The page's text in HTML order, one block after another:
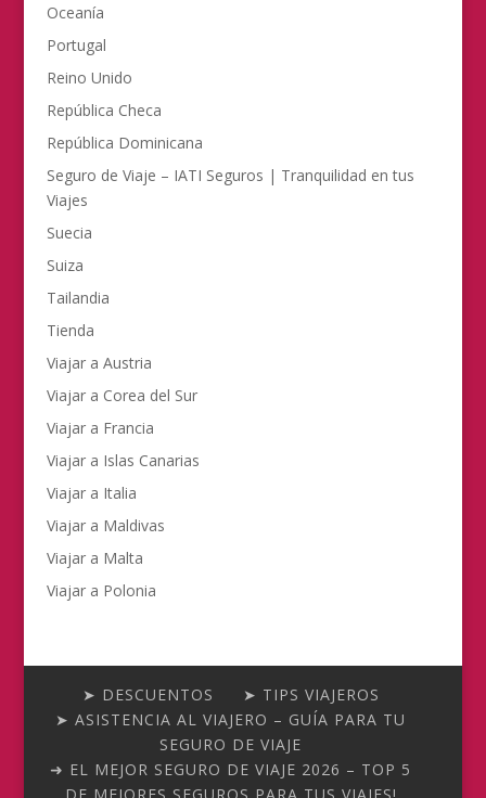
Oceanía
Portugal
Reino Unido
República Checa
República Dominicana
Seguro de Viaje – IATI Seguros | Tranquilidad en tus
Viajes
Suecia
Suiza
Tailandia
Tienda
Viajar a Austria
Viajar a Corea del Sur
Viajar a Francia
Viajar a Islas Canarias
Viajar a Italia
Viajar a Maldivas
Viajar a Malta
Viajar a Polonia
➤ DESCUENTOS
➤ TIPS VIAJEROS
➤ ASISTENCIA AL VIAJERO – GUÍA PARA TU
SEGURO DE VIAJE
➜ EL MEJOR SEGURO DE VIAJE 2026 – TOP 5